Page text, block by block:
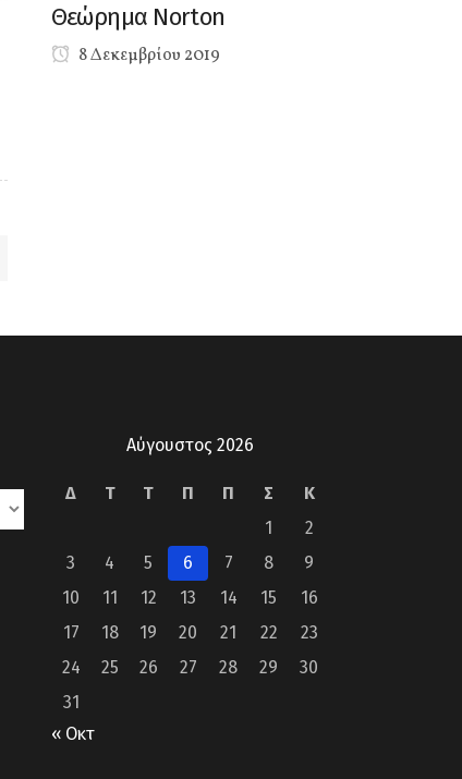
Θεώρημα Norton
8 Δεκεμβρίου 2019
Αύγουστος 2026
Δ Τ Τ Π Π Σ
Κ
1
2
3
4 5 6 7 8
9
10
11 12 13 14 15
16
17
18 19 20 21 22
23
24
25 26 27 28 29
30
31
« Οκτ